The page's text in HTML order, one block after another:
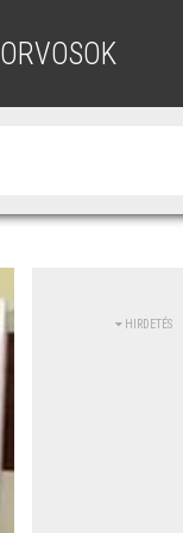
ORVOSOK
HIRDETÉS